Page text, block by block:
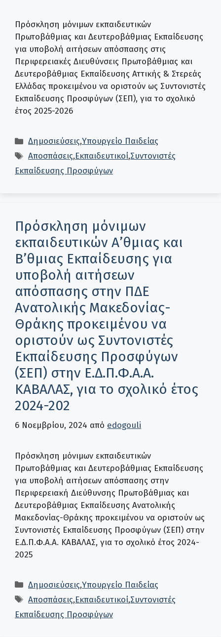
Πρόσκληση μόνιμων εκπαιδευτικών
Πρωτοβάθμιας και Δευτεροβάθμιας Εκπαίδευσης
για υποβολή αιτήσεων απόσπασης στις
Περιφερειακές Διευθύνσεις Πρωτοβάθμιας και
Δευτεροβάθμιας Εκπαίδευσης Αττικής & Στερεάς
Ελλάδας προκειμένου να οριστούν ως Συντονιστές
Εκπαίδευσης Προσφύγων (ΣΕΠ), για το σχολικό
έτος 2025-2026
Κατηγορίες
Δημοσιεύσεις,Υπουργείο Παιδείας
Ετικέτες
Αποσπάσεις,Εκπαιδευτικοί,Συντονιστές
Εκπαίδευσης Προσφύγων
Πρόσκληση μόνιμων
εκπαιδευτικών Α’θμιας και
Β’θμιας Εκπαίδευσης για
υποβολή αιτήσεων
απόσπασης στην ΠΔΕ
Ανατολικής Μακεδονίας-
Θράκης προκειμένου να
οριστούν ως Συντονιστές
Εκπαίδευσης Προσφύγων
(ΣΕΠ) στην Ε.Δ.Π.Φ.Α.Α.
ΚΑΒΑΛΑΣ, για το σχολικό έτος
2024-202
6 Νοεμβρίου, 2024 από edogouli
Πρόσκληση μόνιμων εκπαιδευτικών
Πρωτοβάθμιας και Δευτεροβάθμιας Εκπαίδευσης
για υποβολή αιτήσεων απόσπασης στην
Περιφερειακή Διεύθυνσης Πρωτοβάθμιας και
Δευτεροβάθμιας Εκπαίδευσης Ανατολικής
Μακεδονίας-Θράκης προκειμένου να οριστούν ως
Συντονιστές Εκπαίδευσης Προσφύγων (ΣΕΠ) στην
Ε.Δ.Π.Φ.Α.Α. ΚΑΒΑΛΑΣ, για το σχολικό έτος 2024-
2025
Κατηγορίες
Δημοσιεύσεις,Υπουργείο Παιδείας
Ετικέτες
Αποσπάσεις,Εκπαιδευτικοί,Συντονιστές
Εκπαίδευσης Προσφύγων